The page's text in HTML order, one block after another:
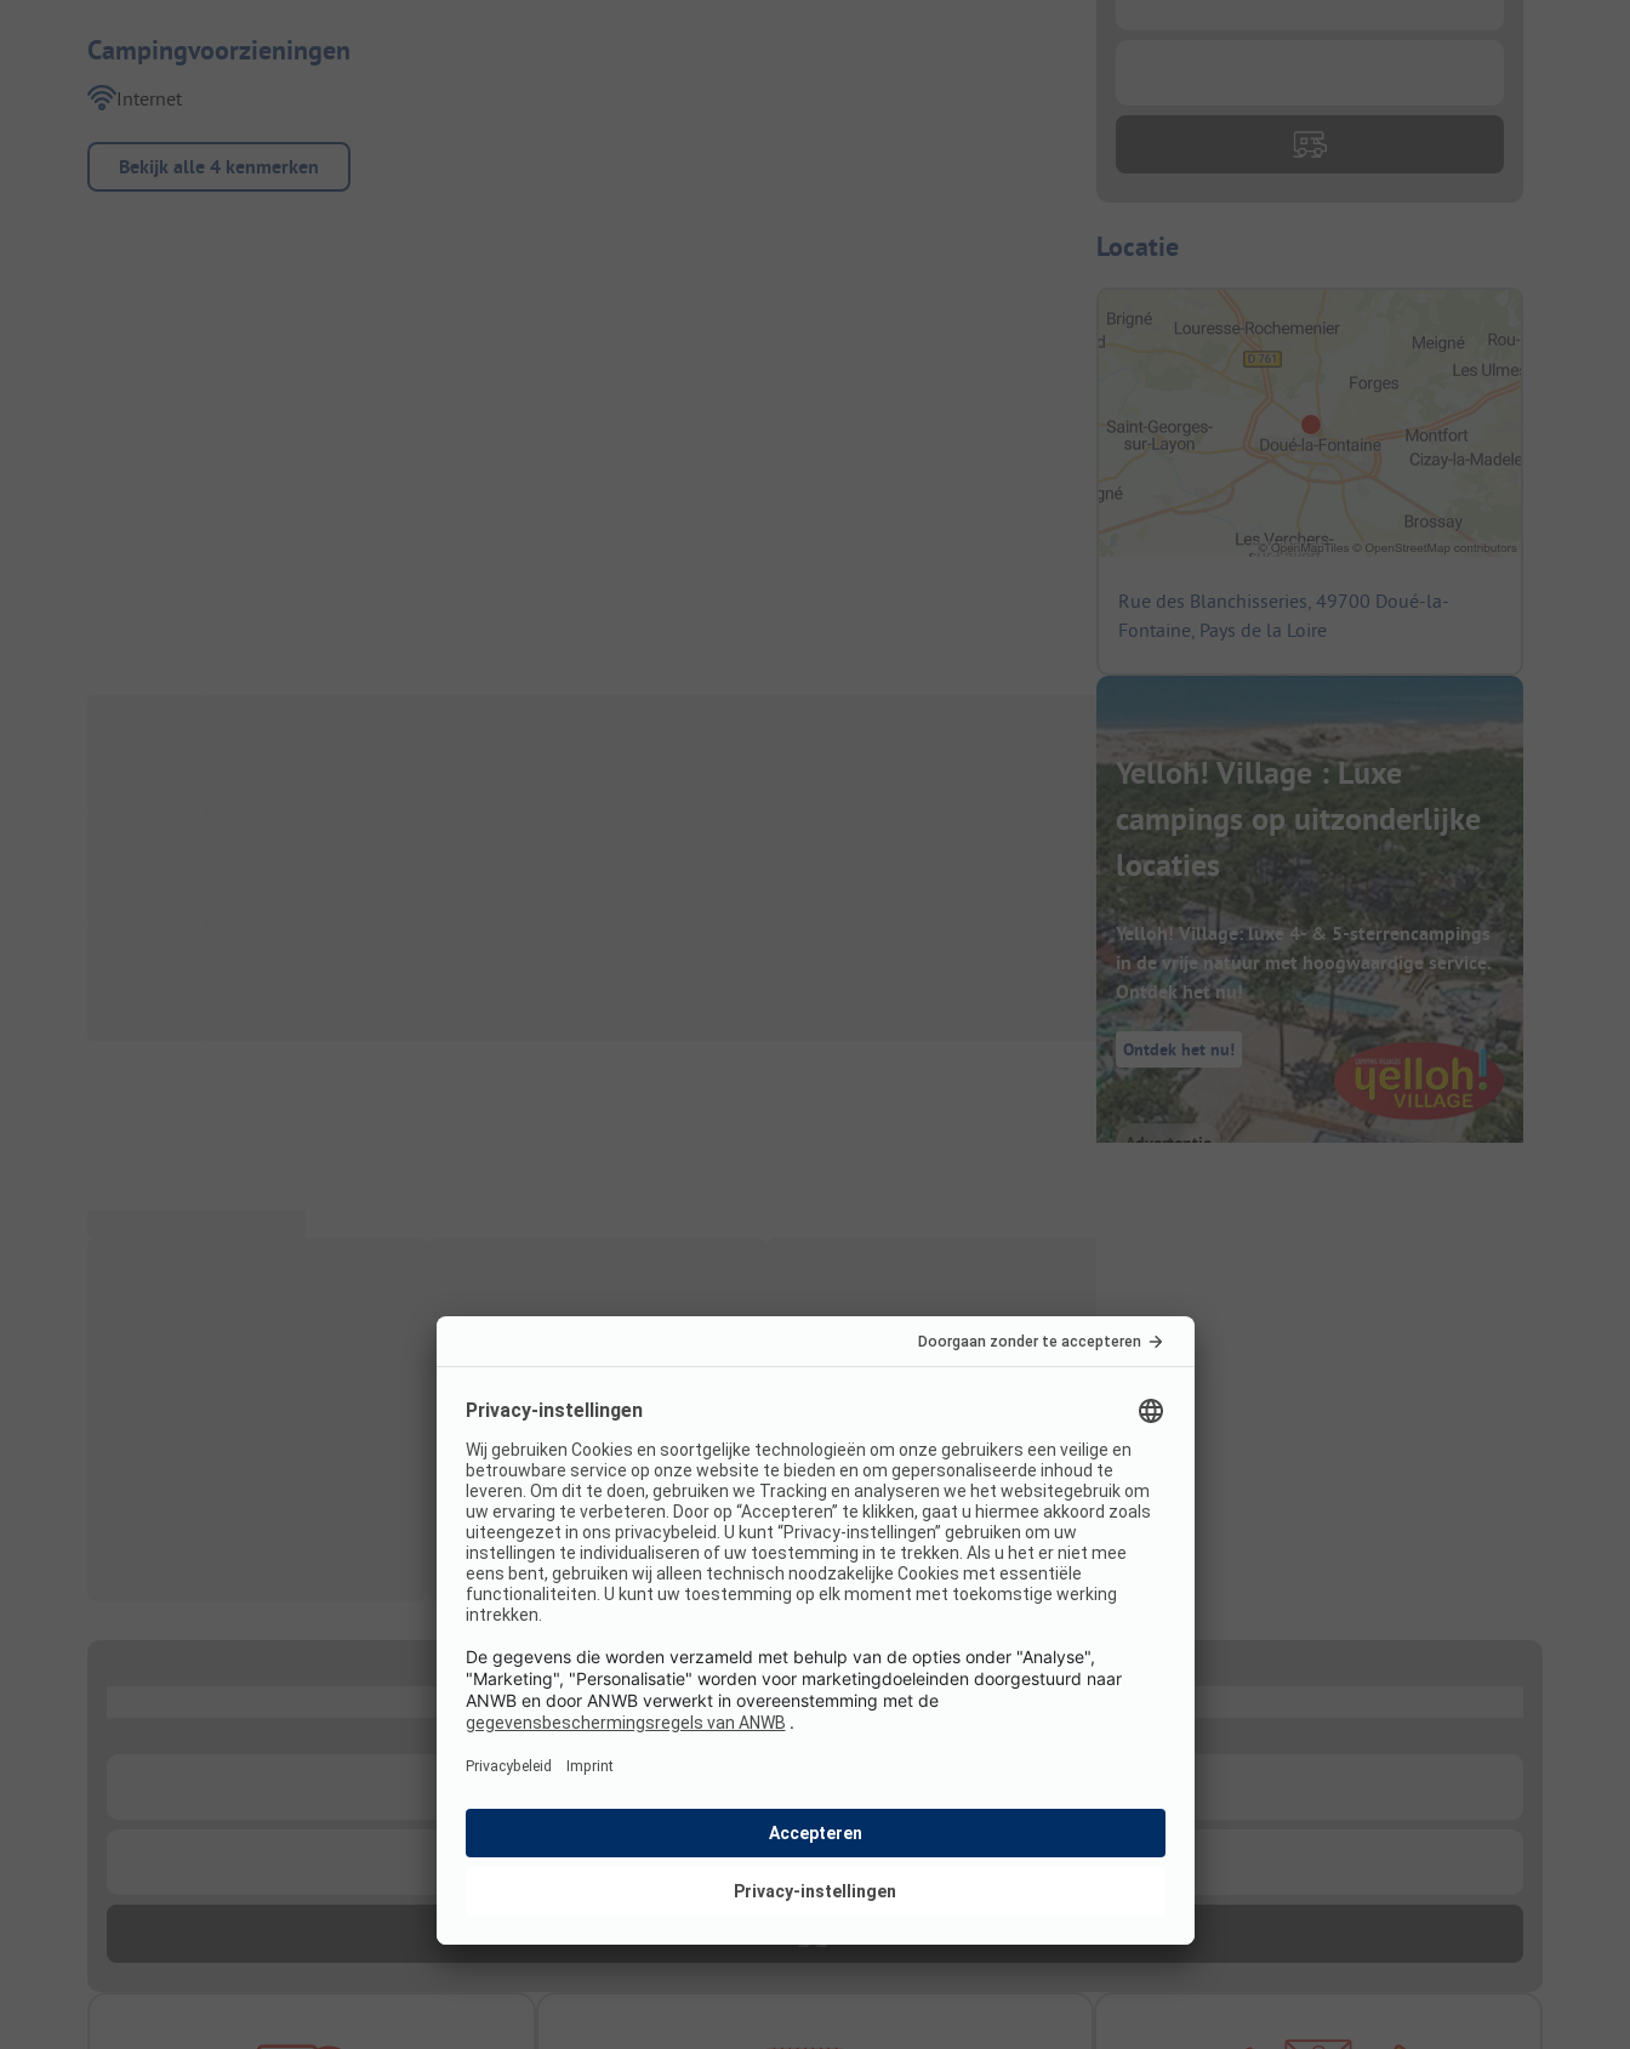
Campingvoorzieningen
Internet
Bekijk alle 4 kenmerken
Locatie
Rue des Blanchisseries, 49700 Doué-la-
Fontaine, Pays de la Loire
Yelloh! Village : Luxe
campings op uitzonderlijke
locaties
Yelloh! Village: luxe 4- & 5-sterrencampings
in de vrije natuur met hoogwaardige service.
Ontdek het nu!
Ontdek het nu!